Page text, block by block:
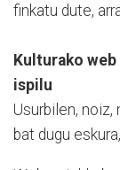
finkatu dute,
Kulturako
ispilu
Usurbilen,
bat dugu